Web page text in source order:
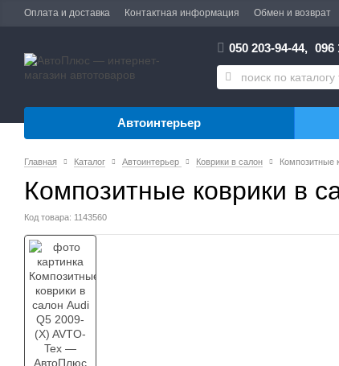
Оплата и доставка Контактная информация Обмен и возврат
050 203-94-44, 096
Автоинтерьер
Главная Каталог Автоинтерьер Коврики в салон Композитные
Композитные коврики в
Код товара: 1143560